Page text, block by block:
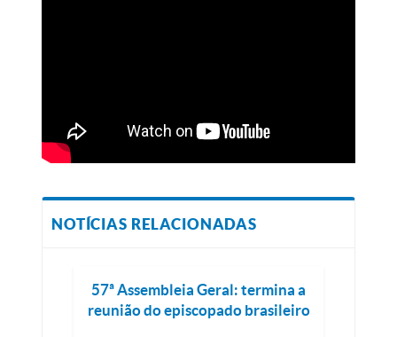
NOTÍCIAS RELACIONADAS
57ª Assembleia Geral: termina a
reunião do episcopado brasileiro